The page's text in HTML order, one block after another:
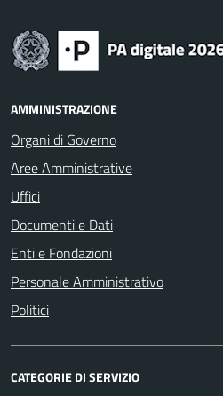
AMMINISTRAZIONE
Organi di Governo
Aree Amministrative
Uffici
Documenti e Dati
Enti e Fondazioni
Personale Amministrativo
Politici
CATEGORIE DI SERVIZIO